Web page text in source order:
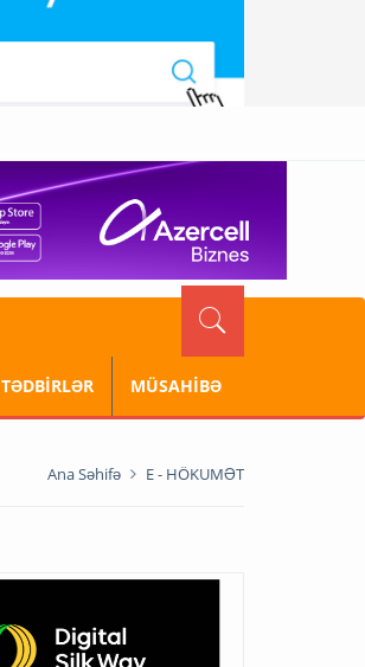
TƏDBİRLƏR MÜSAHİBƏ
Ana Səhifə E - HÖKUMƏT